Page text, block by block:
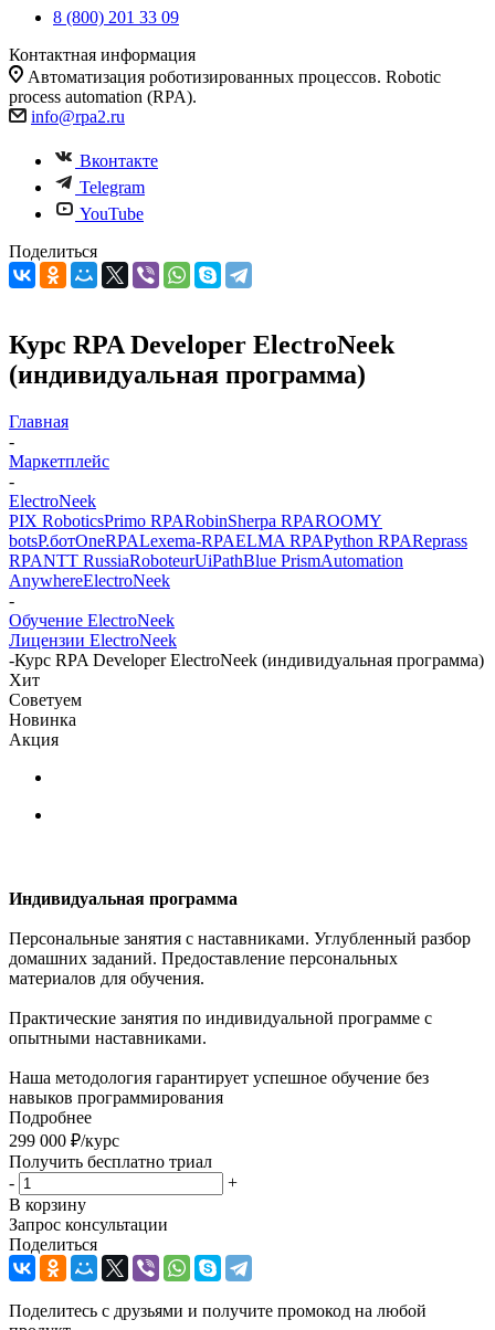
8 (800) 201 33 09
Контактная информация
Автоматизация роботизированных процессов. Robotic
process automation (RPA).
info@rpa2.ru
Вконтакте
Telegram
YouTube
Поделиться
Курс RPA Developer ElectroNeek
(индивидуальная программа)
Главная
-
Маркетплейс
-
ElectroNeek
PIX RoboticsPrimo RPARobinSherpa RPAROOMY
botsР.ботOneRPALexema-RPAELMA RPAPython RPAReprass
RPANTT RussiaRoboteurUiPathBlue PrismAutomation
AnywhereElectroNeek
-
Обучение ElectroNeek
Лицензии ElectroNeek
-Курс RPA Developer ElectroNeek (индивидуальная программа)
Хит
Советуем
Новинка
Акция
Индивидуальная программа
Персональные занятия с наставниками. Углубленный разбор
домашних заданий. Предоставление персональных
материалов для обучения.
Практические занятия по индивидуальной программе с
опытными наставниками.
Наша методология гарантирует успешное обучение без
навыков программирования
Подробнее
299 000 ₽/курс
Получить бесплатно триал
-
+
В корзину
Запрос консультации
Поделиться
Поделитесь с друзьями и получите промокод на любой